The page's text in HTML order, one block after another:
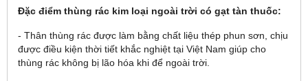
Đặc điểm thùng rác kim loại ngoài trời có gạt tàn thuốc:
- Thân thùng rác được làm bằng chất liệu thép phun sơn, chịu
được điều kiện thời tiết khắc nghiệt tại Việt Nam giúp cho
thùng rác không bị lão hóa khi để ngoài trời.